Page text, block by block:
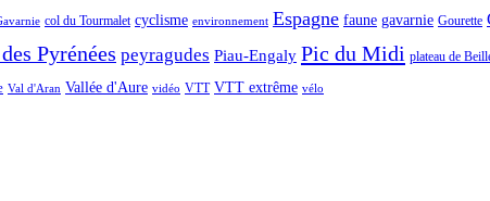
col du Tourmalet cyclisme environnement Espagne faune gavarnie Gourette
Pyrénées peyragudes Piau-Engaly Pic du Midi plateau de
Val d'Aran Vallée d'Aure vidéo VTT VTT extrême vélo